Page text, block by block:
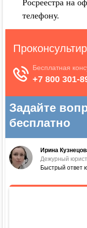
Росреестра на
телефону.